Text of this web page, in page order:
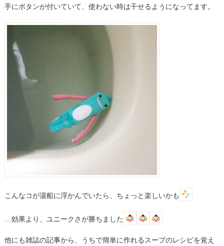
手にボタンが付いていて、使わない時は干せるようになってます。
こんなコが湯船に浮かんでいたら、ちょっと楽しいかも
…効果より、ユニークさが勝ちました
他にも雑誌の記事から、うちで簡単に作れるスープのレシピを覚え